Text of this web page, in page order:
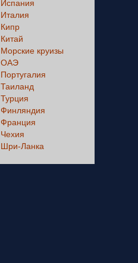
Испания
Италия
Кипр
Китай
Морские круизы
ОАЭ
Португалия
Таиланд
Турция
Финляндия
Франция
Чехия
Шри-Ланка